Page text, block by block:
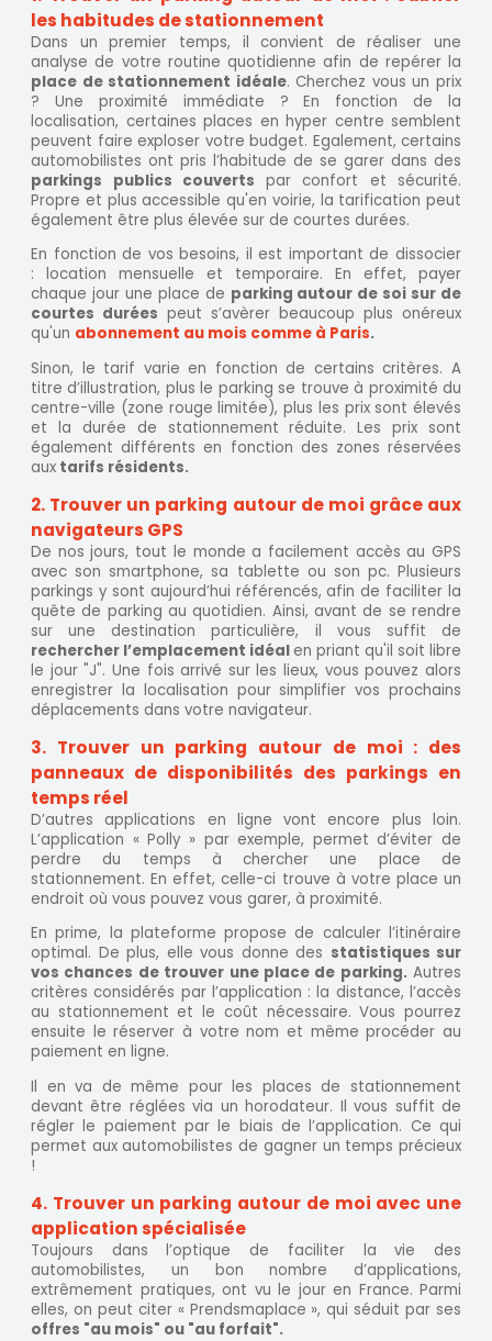
les habitudes de stationnement
Dans un premier temps, il convient de réaliser une
analyse de votre routine quotidienne afin de repérer la
place de stationnement idéale. Cherchez vous un prix
? Une proximité immédiate ? En fonction de la
localisation, certaines places en hyper centre semblent
peuvent faire exploser votre budget. Egalement, certains
automobilistes ont pris l’habitude de se garer dans des
parkings publics couverts par confort et sécurité.
Propre et plus accessible qu'en voirie, la tarification peut
également être plus élevée sur de courtes durées.
En fonction de vos besoins, il est important de dissocier
: location mensuelle et temporaire. En effet, payer
chaque jour une place de parking autour de soi sur de
courtes durées peut s’avèrer beaucoup plus onéreux
qu'un abonnement au mois comme à Paris.
Sinon, le tarif varie en fonction de certains critères. A
titre d’illustration, plus le parking se trouve à proximité du
centre-ville (zone rouge limitée), plus les prix sont élevés
et la durée de stationnement réduite. Les prix sont
également différents en fonction des zones réservées
aux tarifs résidents.
2. Trouver un parking autour de moi grâce aux
navigateurs GPS
De nos jours, tout le monde a facilement accès au GPS
avec son smartphone, sa tablette ou son pc. Plusieurs
parkings y sont aujourd’hui référencés, afin de faciliter la
quête de parking au quotidien. Ainsi, avant de se rendre
sur une destination particulière, il vous suffit de
rechercher l’emplacement idéal en priant qu'il soit libre
le jour "J". Une fois arrivé sur les lieux, vous pouvez alors
enregistrer la localisation pour simplifier vos prochains
déplacements dans votre navigateur.
3. Trouver un parking autour de moi : des
panneaux de disponibilités des parkings en
temps réel
D’autres applications en ligne vont encore plus loin.
L’application « Polly » par exemple, permet d’éviter de
perdre du temps à chercher une place de
stationnement. En effet, celle-ci trouve à votre place un
endroit où vous pouvez vous garer, à proximité.
En prime, la plateforme propose de calculer l’itinéraire
optimal. De plus, elle vous donne des statistiques sur
vos chances de trouver une place de parking. Autres
critères considérés par l’application : la distance, l’accès
au stationnement et le coût nécessaire. Vous pourrez
ensuite le réserver à votre nom et même procéder au
paiement en ligne.
Il en va de même pour les places de stationnement
devant être réglées via un horodateur. Il vous suffit de
régler le paiement par le biais de l’application. Ce qui
permet aux automobilistes de gagner un temps précieux
!
4. Trouver un parking autour de moi avec une
application spécialisée
Toujours dans l’optique de faciliter la vie des
automobilistes, un bon nombre d’applications,
extrêmement pratiques, ont vu le jour en France. Parmi
elles, on peut citer « Prendsmaplace », qui séduit par ses
offres "au mois" ou "au forfait".